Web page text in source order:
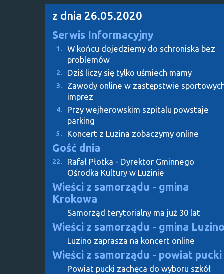
z dnia 26.05.2020
Serwis Informacyjny
1.
W końcu dojedziemy do schroniska bez
problemów
2. Dziś liczy się tylko uśmiech mamy
3.
Zawody online w zastępstwie
imprez
4.
Przy wejherowskim szpitalu powstaje
parking
5. Koncert z Luzina zobaczymy online
Gość dnia
22.
Rafał Płotka - Dyrektor Gminnego
Ośrodka Kultury w Luzinie
Wieści z samorządu - gmina
Krokowa
Samorząd terytorialny ma już 30 lat
Wieści z samorządu - gmina
Luzino zaprasza na koncert online
Wieści z samorządu - powiat pucki
Powiat pucki zachęca do wyboru szkół